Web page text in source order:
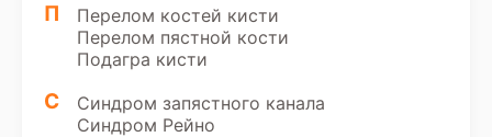
П
Перелом костей кисти
Перелом пястной кости
Подагра кисти
С
Синдром запястного канала
Синдром Рейно